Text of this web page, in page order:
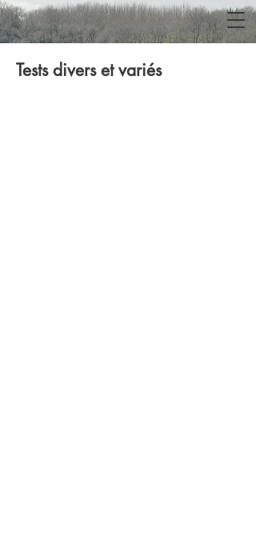
Tests divers et variés